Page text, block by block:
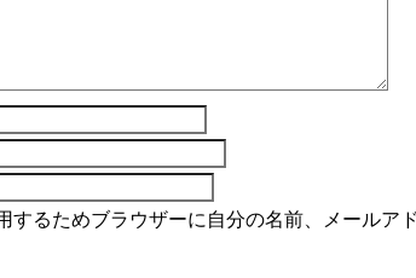
するためブラウザーに自分の名前、メールア